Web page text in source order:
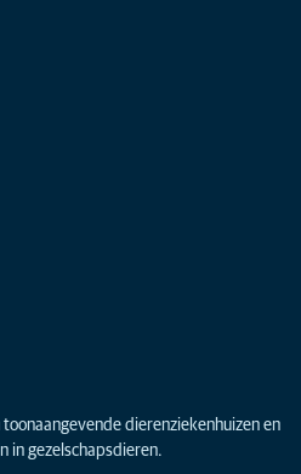
dierenziekenhuizen en
in gezelschapsdieren.